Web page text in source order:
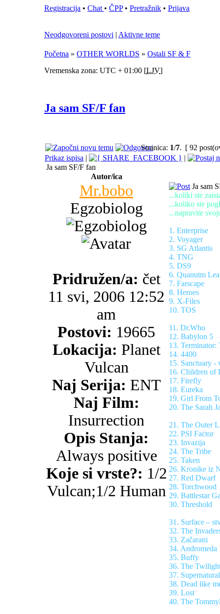
Registracija • Chat • ČPP• Pretražnik • Prijava
Neodgovoreni postovi | Aktivne teme
Početna » OTHER WORLDS » Ostali SF & F
Vremenska zona: UTC + 01:00 [LJV]
Ja sam SF/F fan
Stranica: 1/7. [ 92
Prikaz ispisa |
|
Ja sam SF/F fan
Autor/ica
Mr.bobo
Egzobiolog
Pridružen/a: čet
11 svi, 2006 12:52
am
Postovi: 19665
Lokacija: Planet
Vulcan
Naj Serija: ENT
Naj Film:
Insurrection
Opis Stanja:
Always positive
Koje si vrste?: 1/2
Vulcan;1/2 Human
Ja sam
...koliki ste
...koliko ste
...napravite
1. Enterprise
2. Voyager
3. SG Atlantis
4. TNG
5. DS9
6. Quanutm
7. Farscape
8. Heroes
9. X-Files
10. TOS
11. Dr.Who
12. Babylon 5
13. Terminator:
14. 4400
15. Sanctuary -
16. Children of
17. Firefly
18. Eureka
19. Girl From
20. The Sarah
21. The Outer
22. PSI Factor
23. Invazija
24. The Tribe
25. Taken
26. Kronike iz
27. Red Dwarf
28. Torchwood
29. Battlestar
30. Threshold
31. Surface –
32. The
33. Začarani
34. Andromeda
35. Buffy
36. The
37. Supernatural
38. Dead like
39. Lost
40. The